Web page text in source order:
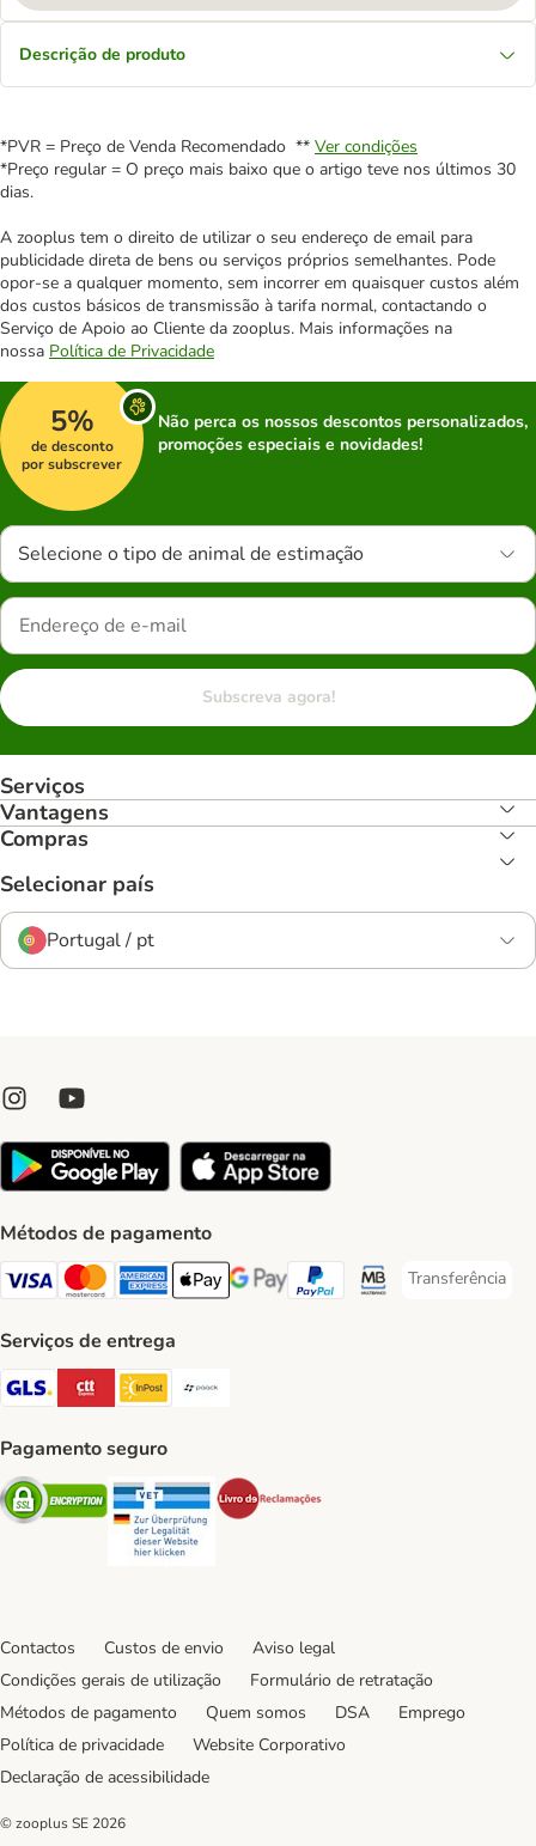
Descrição de produto
*PVR = Preço de Venda Recomendado ** Ver condições
*Preço regular = O preço mais baixo que o artigo teve nos últimos 30
dias.
A zooplus tem o direito de utilizar o seu endereço de email para
publicidade direta de bens ou serviços próprios semelhantes. Pode
opor-se a qualquer momento, sem incorrer em quaisquer custos além
dos custos básicos de transmissão à tarifa normal, contactando o
Serviço de Apoio ao Cliente da zooplus. Mais informações na
nossa Política de Privacidade
5%
de desconto
por subscrever
Não perca os nossos descontos personalizados,
promoções especiais e novidades!
Selecione o tipo de animal de estimação
Subscreva agora!
Serviços
Vantagens
Compras
Selecionar país
Portugal / pt
Métodos de pagamento
Visa Payment Method
Mastercard Payment Method
American Express Payment Method
Apple Pay Payment Method
Google Pay Payment Method
PayPal Payment Method
Multibanco Payment
Transferência
Transferência
Serviços de entrega
GLS Shipping Method
CTTExpress Shipping Method
InPost Shipping Method
Pagamento seguro
Security Security
Contactos Custos de envio
Aviso legal
Condições gerais de utilização
Formulário de retratação
Métodos de pagamento
Quem somos DSA
Emprego
Política de privacidade
Website Corporativo
Declaração de acessibilidade
© zooplus SE 2026